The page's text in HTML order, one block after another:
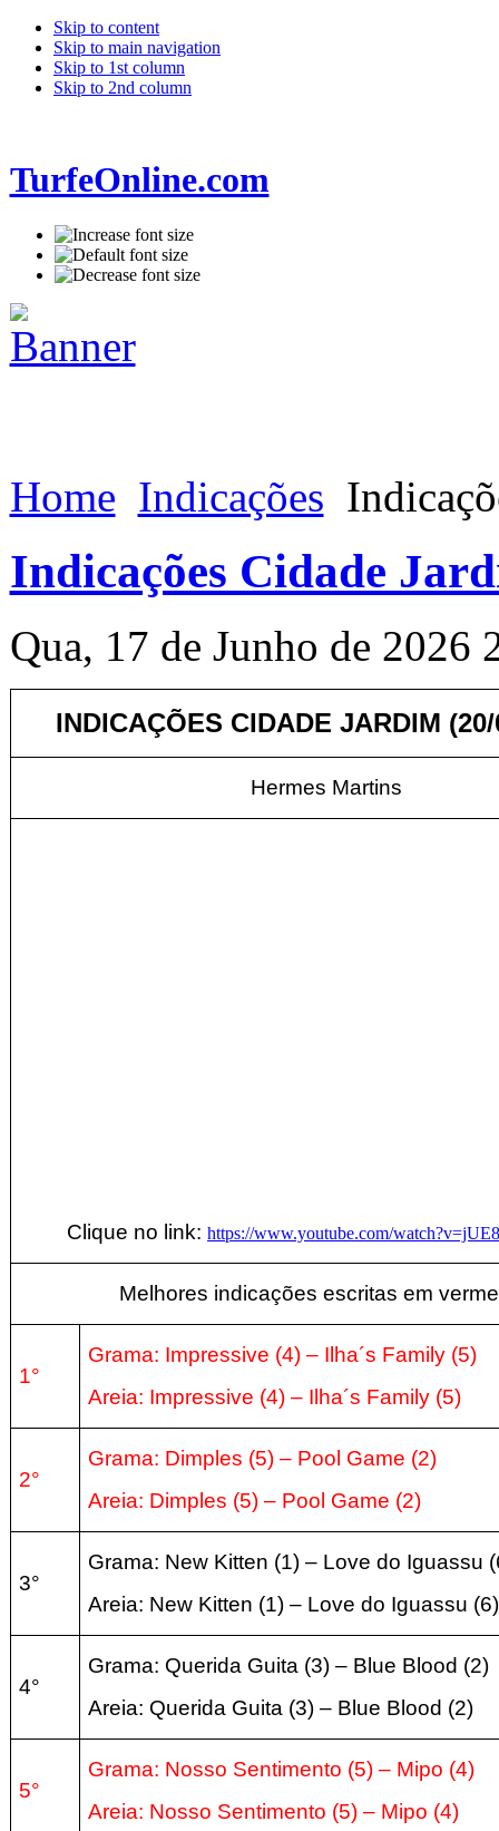
Skip to content
Skip to main navigation
Skip to 1st column
Skip to 2nd column
TurfeOnline.com
Home Indicações
Indicações Cidade
Qua, 17 de Junho de 2026
INDICAÇÕES CIDADE JARDIM
Hermes Martins
Clique no link: https://www.youtube.com/
Melhores indicações escritas em
1°
Grama: Impressive (4) – Ilha´s Family (5)
Areia: Impressive (4) – Ilha´s Family (5)
2°
Grama: Dimples (5) – Pool Game (2)
Areia: Dimples (5) – Pool Game (2)
3°
Grama: New Kitten (1) – Love do Iguassu
Areia: New Kitten (1) – Love do Iguassu (6)
4°
Grama: Querida Guita (3) – Blue Blood (2)
Areia: Querida Guita (3) – Blue Blood (2)
5°
Grama: Nosso Sentimento (5) – Mipo (4)
Areia: Nosso Sentimento (5) – Mipo (4)